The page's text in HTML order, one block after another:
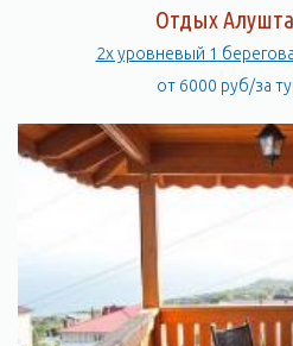
Отдых
2х уровневый 1
от 6000 руб/за